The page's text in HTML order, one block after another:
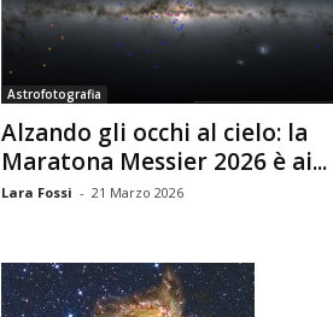
Astrofotografia
Alzando gli occhi al cielo: la
Maratona Messier 2026 è ai...
Lara Fossi - 21 Marzo 2026